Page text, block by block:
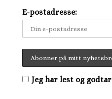
E-postadresse:
Jeg har lest og godtar